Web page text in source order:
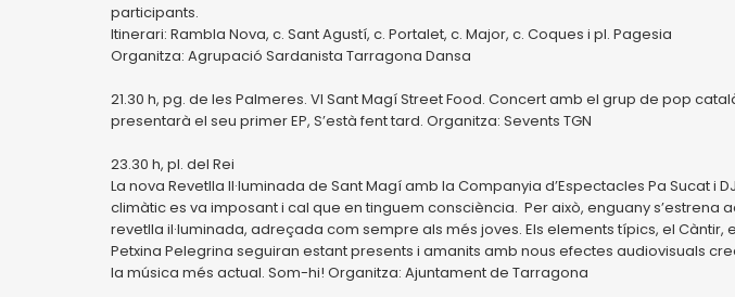
participants.
Itinerari: Rambla Nova, c. Sant Agustí, c. Portalet, c. Major, c. Coques i pl. Pagesia
Organitza: Agrupació Sardanista Tarragona Dansa
21.30 h, pg. de les Palmeres. VI Sant Magí Street Food. Concert amb el grup de pop
presentarà el seu primer EP, S’està fent tard. Organitza: Sevents TGN
23.30 h, pl. del Rei
La nova Revetlla Il·luminada de Sant Magí amb la Companyia d’Espectacles Pa Sucat i
climàtic es va imposant i cal que en tinguem consciència. Per això, enguany s’estrena
revetlla il·luminada, adreçada com sempre als més joves. Els elements típics, el Càntir,
Petxina Pelegrina seguiran estant presents i amanits amb nous efectes audiovisuals
la música més actual. Som-hi! Organitza: Ajuntament de Tarragona